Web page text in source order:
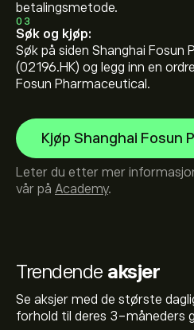
Trendende aksjer
Se aksjer med de største
forhold til deres 3-måneders
betalingsmetode.
03
Søk og kjøp:
Søk på siden Shanghai Fosun
(02196.HK) og legg inn en
Fosun Pharmaceutical.
Kjøp Shanghai Fosun
Leter du etter mer
vår på Academy.